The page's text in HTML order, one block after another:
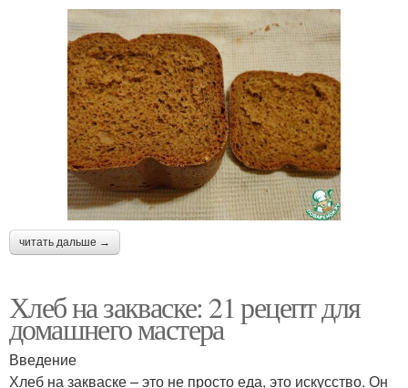
читать дальше →
Хлеб на закваске: 21 рецепт для
домашнего мастера
Введение
Хлеб на закваске – это не просто еда, это искусство. Он